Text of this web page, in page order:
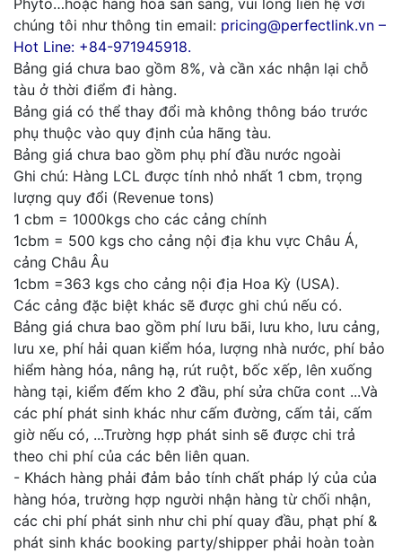
Phyto…hoặc hàng hóa sẵn sàng, vui lòng liên hệ với
chúng tôi như thông tin email: pricing@perfectlink.vn –
Hot Line: +84-971945918.
Bảng giá chưa bao gồm 8%, và cần xác nhận lại chỗ
tàu ở thời điểm đi hàng.
Bảng giá có thể thay đổi mà không thông báo trước
phụ thuộc vào quy định của hãng tàu.
Bảng giá chưa bao gồm phụ phí đầu nước ngoài
Ghi chú: Hàng LCL được tính nhỏ nhất 1 cbm, trọng
lượng quy đổi (Revenue tons)
1 cbm = 1000kgs cho các cảng chính
1cbm = 500 kgs cho cảng nội địa khu vực Châu Á,
cảng Châu Âu
1cbm =363 kgs cho cảng nội địa Hoa Kỳ (USA).
Các cảng đặc biệt khác sẽ được ghi chú nếu có.
Bảng giá chưa bao gồm phí lưu bãi, lưu kho, lưu cảng,
lưu xe, phí hải quan kiểm hóa, lượng nhà nước, phí bảo
hiểm hàng hóa, nâng hạ, rút ruột, bốc xếp, lên xuống
hàng tại, kiểm đếm kho 2 đầu, phí sửa chữa cont ...Và
các phí phát sinh khác như cấm đường, cấm tải, cấm
giờ nếu có, ...Trường hợp phát sinh sẽ được chi trả
theo chi phí của các bên liên quan.
- Khách hàng phải đảm bảo tính chất pháp lý của của
hàng hóa, trường hợp người nhận hàng từ chối nhận,
các chi phí phát sinh như chi phí quay đầu, phạt phí &
phát sinh khác booking party/shipper phải hoàn toàn